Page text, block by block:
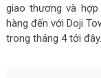
giao thương và
hàng đến với Doji
trong tháng 4 tới đây.